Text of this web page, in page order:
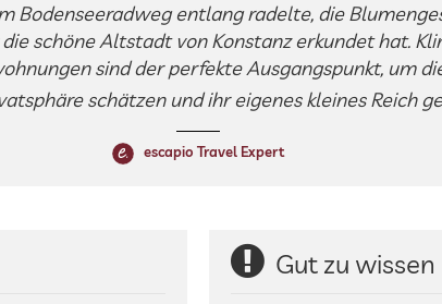
Bodenseeradweg entlang radelte, die
schöne Altstadt von Konstanz erkundet hat.
sind der perfekte Ausgangspunkt, um
schätzen und ihr eigenes kleines Reich
escapio Travel Expert
Gut zu wissen